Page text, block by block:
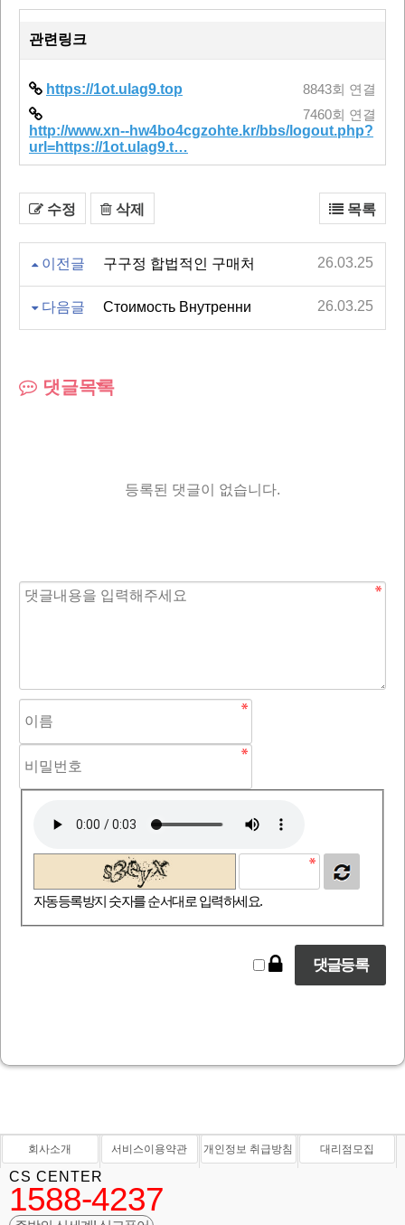
관련링크
https://1ot.ulag9.top 8843회 연결
http://www.xn--hw4bo4cgzohte.kr/bbs/logout.php?
url=https://1ot.ulag9.t…
7460회 연결
수정 삭제 목록
이전글 구구정 합법적인 구매처 26.03.25
다음글 Стоимость Внутренни 26.03.25
댓글목록
등록된 댓글이 없습니다.
자동등록방지 숫자를 순서대로 입력하세요.
회사소개 서비스이용약관 개인정보 취급방침 대리점모집
CS CENTER
1588-4237